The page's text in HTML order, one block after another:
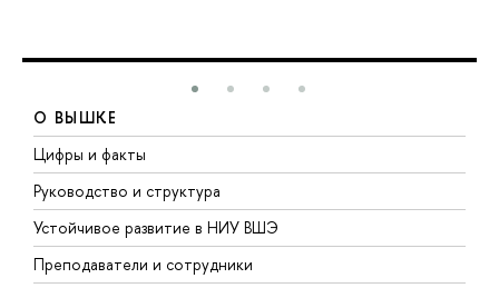
О ВЫШКЕ
Цифры и факты
Руководство и структура
Устойчивое развитие в НИУ ВШЭ
Преподаватели и сотрудники